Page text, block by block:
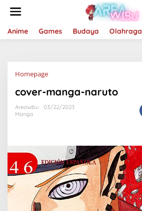
Anime Games Budaya Olahraga
HomepageLampiran
cover-manga-naruto
Areawibu
03/22/2023
Manga